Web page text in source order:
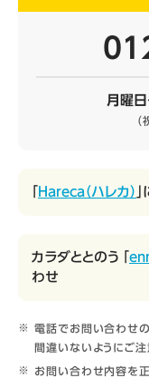
月曜
Hareca（ハレカ）
カラダととのう 「
わせ
電話でお問い合わせ
間違いないようにご注
お問い合わせ内容を